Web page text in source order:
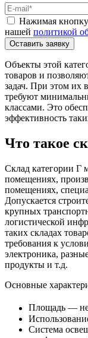
Нажимая кнопку
нашей политикой
Оставить заявку
Объекты этой
товаров и
задач. При этом их
требуют
классами. Это
эффективность
Что такое
Склад категории Г
помещениях,
помещениях,
Допускается
крупных
логистической
таких складах
требования к
электроника,
продукты и т.д.
Основные
Площадь ―
Система